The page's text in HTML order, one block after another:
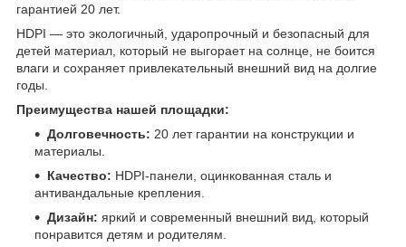
гарантией 20 лет.
HDPI — это экологичный, ударопрочный и безопасный для
детей материал, который не выгорает на солнце, не боится
влаги и сохраняет привлекательный внешний вид на долгие
годы.
Преимущества нашей площадки:
Долговечность: 20 лет гарантии на конструкции и
материалы.
Качество: HDPI-панели, оцинкованная сталь и
антивандальные крепления.
Дизайн: яркий и современный внешний вид, который
понравится детям и родителям.